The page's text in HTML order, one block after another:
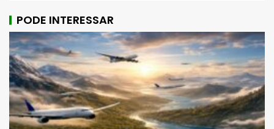
PODE INTERESSAR